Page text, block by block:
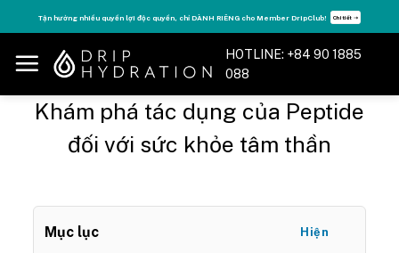
to
content
Tăng năng lượng - sống đỉnh cao với thẻ Vitamin Drip Membership. Xem ngay ➝
HOTLINE: +84 90 1885
088
Khám phá tác dụng của Peptide
đối với sức khỏe tâm thần
Mục lục Hiện